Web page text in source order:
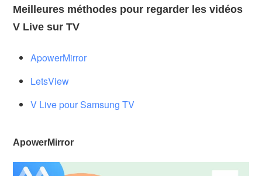
Meilleures méthodes pour regarder les vidéos
V Live sur TV
ApowerMirror
LetsView
V Live pour Samsung TV
ApowerMirror